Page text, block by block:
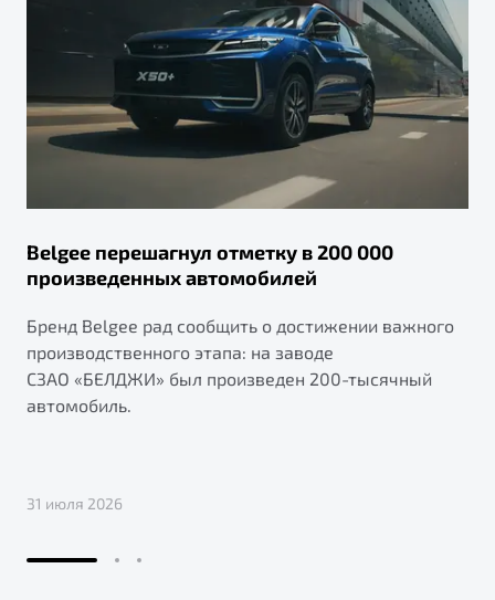
Belgee перешагнул отметку в 200 000
произведенных автомобилей
Бренд Belgee рад сообщить о достижении важного
производственного этапа: на заводе
СЗАО «БЕЛДЖИ» был произведен 200-тысячный
автомобиль.
31 июля 2026